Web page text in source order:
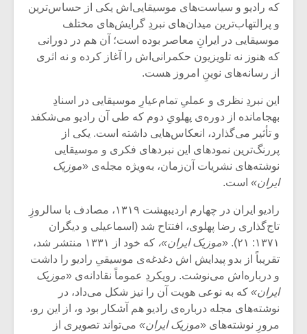
که رادیو و سیاست‌های موسیقایی‌اش یکی از حساس‌ترین
و پرالتهاب‌ترین میدان‌های نبردِ گرایش‌های مختلف
موسیقایی در ایرانِ معاصر بوده است؛ آن هم در دورانی
که هنوز نه تلویزیون حکمرانی‌اش را آغاز کرده و نه اثری
از رسانه‌های نوینِ امروز هست.
این نبردِ نظری و عملیِ تمام‌عیارِ موسیقایی در اسنادِ
به‏جامانده از دوره‌ی پهلویِ دوم که طی آن رادیو می‌شکفد
و تأثیر می‌گذارد، انعکاس‌هایی داشته است. یکی از
پررنگ‌ترین نمودهای این نبردهای فکری و موسیقایی
نوشته‌های نشریات آن‌زمان، به‌ویژه مجله‌ی «موزیک
ایران» است.
رادیو ایران در چهارم اردیبهشت ۱۳۱۹، مصادف با سالروزِ
تاج‌گذاری رضا پهلوی، افتتاح شد (اسماعیلی و دیگران
۱۳۷۱: ۲۱). «
موزیک ایران»،
که خود از ۱۳۳۱ منتشر شد،
تقریباً از بدو پیدایش اش دغدغه‌ی موسیقیِ رادیو را داشت
و درباره‌اش می‌نوشت. رویکردِ عموماً نقادانه‌ی «موزیک
ایران» که به‏ نوعی هویت آن را نیز شکل می‌داد، در
نوشته‌های مجله درباره‌ی رادیو هم آشکار بود و، از این رو،
مرورِ نوشته‌های «موزیک ایران» می‌تواند تصویری از
میکلوش روژا
یادداشتی بر موسیقی
متن فیلم «متری
شیش و نیم»
موریس ژار
دوره